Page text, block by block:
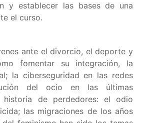
y establecer las bases de una
el curso.
ante el divorcio, el deporte y
fomentar su integración, la
la ciberseguridad en las redes
del ocio en las últimas
historia de perdedores: el odio
las migraciones de los años